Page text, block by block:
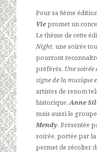
Pour sa 8ème
Viepromet un
Le thème de cette
Night, une soirée
pourront
préférés. Une
signe de la musique
artistes de renom
historique,Anne
mais aussi le groupe
Mendy. Présentée
soirée, portée par la
permet de récolter